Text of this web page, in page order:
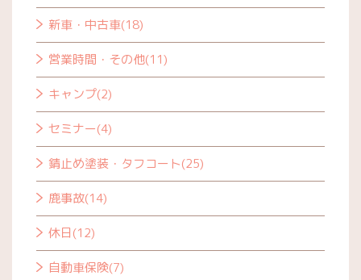
新車・中古車(18)
営業時間・その他(11)
キャンプ(2)
セミナー(4)
錆止め塗装・タフコート(25)
鹿事故(14)
休日(12)
自動車保険(7)